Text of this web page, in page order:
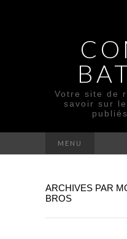
Votre site de
savoir sur
MENU
ARCHIVES PAR
BROS